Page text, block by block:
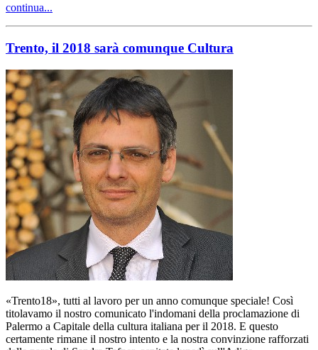
continua...
Trento, il 2018 sarà comunque Cultura
«Trento18», tutti al lavoro per un anno comunque speciale! Così
titolavamo il nostro comunicato l'indomani della proclamazione di
Palermo a Capitale della cultura italiana per il 2018. E questo
certamente rimane il nostro intento e la nostra convinzione rafforzati